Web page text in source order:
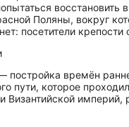
Поляны, вокруг
посетители
постройка времён
пути, которое
Византийской